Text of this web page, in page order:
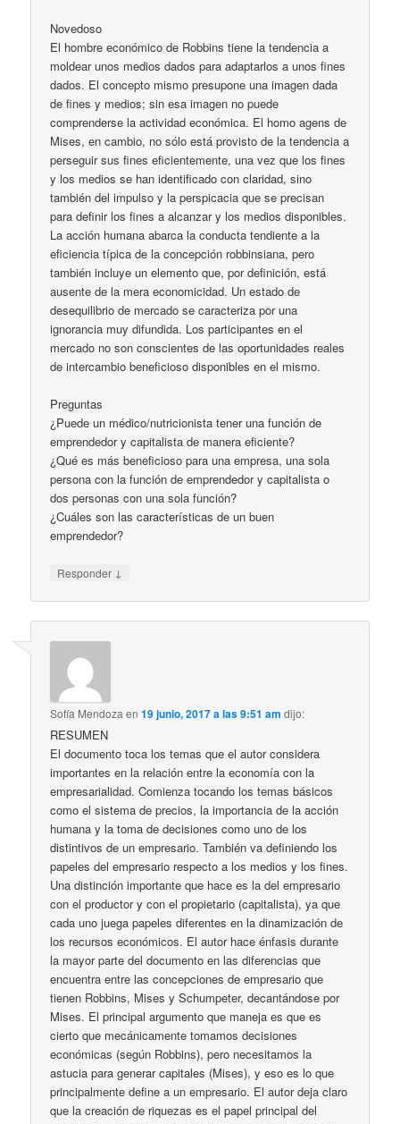
Novedoso
El hombre económico de Robbins tiene la tendencia a
moldear unos medios dados para adaptarlos a unos fines
dados. El concepto mismo presupone una imagen dada
de fines y medios; sin esa imagen no puede
comprenderse la actividad económica. El homo agens de
Mises, en cambio, no sólo está provisto de la tendencia a
perseguir sus fines eficientemente, una vez que los fines
y los medios se han identificado con claridad, sino
también del impulso y la perspicacia que se precisan
para definir los fines a alcanzar y los medios disponibles.
La acción humana abarca la conducta tendiente a la
eficiencia típica de la concepción robbinsiana, pero
también incluye un elemento que, por definición, está
ausente de la mera economicidad. Un estado de
desequilibrio de mercado se caracteriza por una
ignorancia muy difundida. Los participantes en el
mercado no son conscientes de las oportunidades reales
de intercambio beneficioso disponibles en el mismo.
Preguntas
¿Puede un médico/nutricionista tener una función de
emprendedor y capitalista de manera eficiente?
¿Qué es más beneficioso para una empresa, una sola
persona con la función de emprendedor y capitalista o
dos personas con una sola función?
¿Cuáles son las características de un buen
emprendedor?
Responder ↓
Sofía Mendoza en19 junio, 2017 a las 9:51 am dijo:
RESUMEN
El documento toca los temas que el autor considera
importantes en la relación entre la economía con la
empresarialidad. Comienza tocando los temas básicos
como el sistema de precios, la importancia de la acción
humana y la toma de decisiones como uno de los
distintivos de un empresario. También va definiendo los
papeles del empresario respecto a los medios y los fines.
Una distinción importante que hace es la del empresario
con el productor y con el propietario (capitalista), ya que
cada uno juega papeles diferentes en la dinamización de
los recursos económicos. El autor hace énfasis durante
la mayor parte del documento en las diferencias que
encuentra entre las concepciones de empresario que
tienen Robbins, Mises y Schumpeter, decantándose por
Mises. El principal argumento que maneja es que es
cierto que mecánicamente tomamos decisiones
económicas (según Robbins), pero necesitamos la
astucia para generar capitales (Mises), y eso es lo que
principalmente define a un empresario. El autor deja claro
que la creación de riquezas es el papel principal del